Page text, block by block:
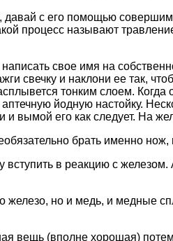
давай с его помощью
процесс называют
свое имя на
свечку и наклони ее так,
тонким слоем.
аптечную йодную настойку.
и вымой его как следует. На
брать именно
в реакцию с
железо, но и медь, и медные
вещь (вполне хорошая)